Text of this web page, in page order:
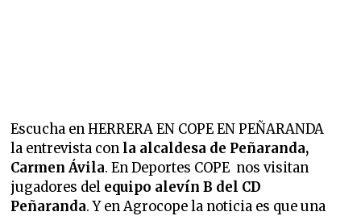
Escucha en HERRERA EN COPE EN PEÑARANDA
la entrevista con la alcaldesa de Peñaranda,
Carmen Ávila. En Deportes COPE nos visitan
jugadores del equipo alevín B del CD
Peñaranda. Y en Agrocope la noticia es que una